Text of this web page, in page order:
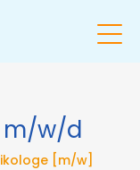
m/w/d
[m/w]